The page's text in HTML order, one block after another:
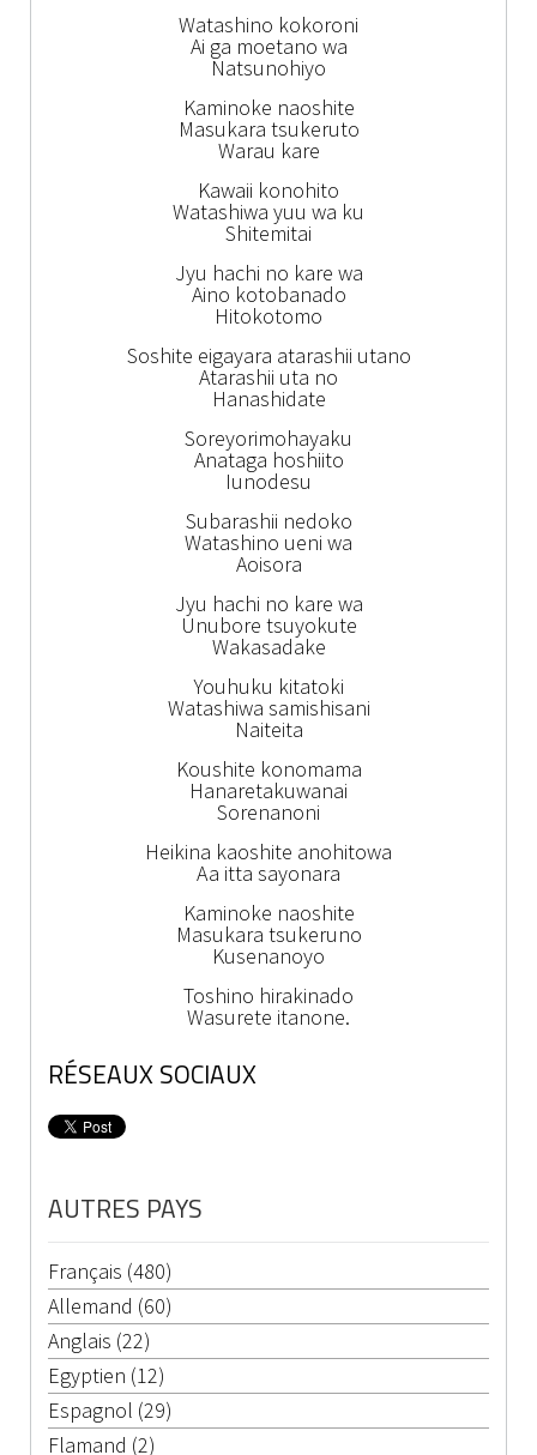
Watashino kokoroni
Ai ga moetano wa
Natsunohiyo
Kaminoke naoshite
Masukara tsukeruto
Warau kare
Kawaii konohito
Watashiwa yuu wa ku
Shitemitai
Jyu hachi no kare wa
Aino kotobanado
Hitokotomo
Soshite eigayara atarashii utano
Atarashii uta no
Hanashidate
Soreyorimohayaku
Anataga hoshiito
Iunodesu
Subarashii nedoko
Watashino ueni wa
Aoisora
Jyu hachi no kare wa
Unubore tsuyokute
Wakasadake
Youhuku kitatoki
Watashiwa samishisani
Naiteita
Koushite konomama
Hanaretakuwanai
Sorenanoni
Heikina kaoshite anohitowa
Aa itta sayonara
Kaminoke naoshite
Masukara tsukeruno
Kusenanoyo
Toshino hirakinado
Wasurete itanone.
RÉSEAUX SOCIAUX
AUTRES PAYS
Français (480)
Allemand (60)
Anglais (22)
Egyptien (12)
Espagnol (29)
Flamand (2)